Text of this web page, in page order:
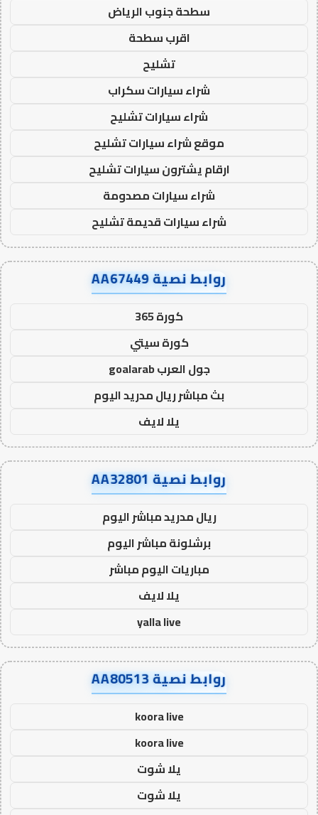
سطحة جنوب الرياض
اقرب سطحة
تشليح
شراء سيارات سكراب
شراء سيارات تشليح
موقع شراء سيارات تشليح
ارقام يشترون سيارات تشليح
شراء سيارات مصدومة
شراء سيارات قديمة تشليح
روابط نصية AA67449
كورة 365
كورة سيتي
جول العرب goalarab
بث مباشر ريال مدريد اليوم
يلا لايف
روابط نصية AA32801
ريال مدريد مباشر اليوم
برشلونة مباشر اليوم
مباريات اليوم مباشر
يلا لايف
yalla live
روابط نصية AA80513
koora live
koora live
يلا شوت
يلا شوت